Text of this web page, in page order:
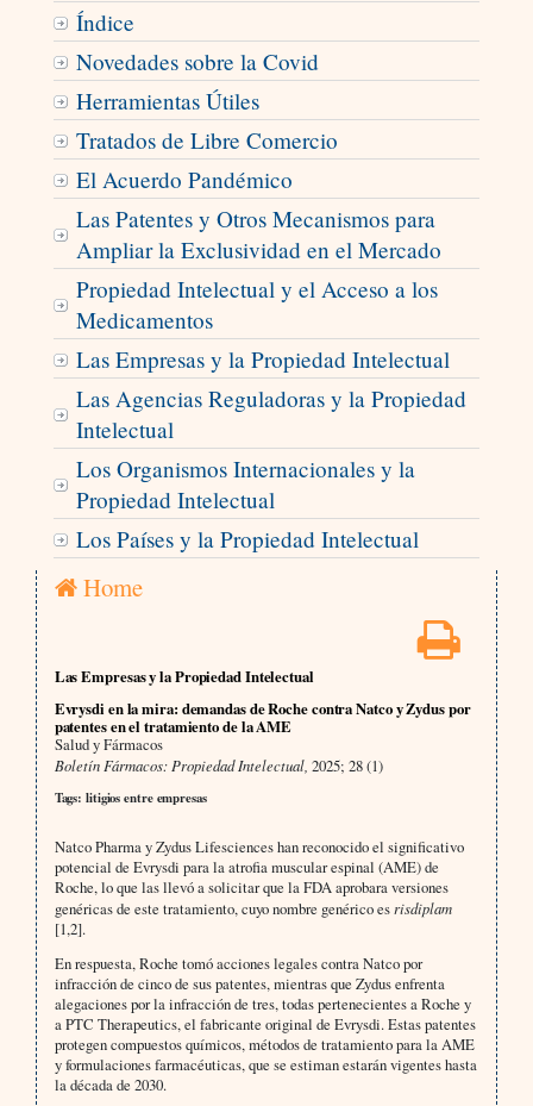
Índice
Novedades sobre la Covid
Herramientas Útiles
Tratados de Libre Comercio
El Acuerdo Pandémico
Las Patentes y Otros Mecanismos para
Ampliar la Exclusividad en el Mercado
Propiedad Intelectual y el Acceso a los
Medicamentos
Las Empresas y la Propiedad Intelectual
Las Agencias Reguladoras y la Propiedad
Intelectual
Los Organismos Internacionales y la
Propiedad Intelectual
Los Países y la Propiedad Intelectual
Home
Las Empresas y la Propiedad Intelectual
Evrysdi en la mira: demandas de Roche contra Natco y Zydus por
patentes en el tratamiento de la AME
Salud y Fármacos
Boletín Fármacos: Propiedad Intelectual, 2025; 28 (1)
Tags: litigios entre empresas
Natco Pharma y Zydus Lifesciences han reconocido el significativo
potencial de Evrysdi para la atrofia muscular espinal (AME) de
Roche, lo que las llevó a solicitar que la FDA aprobara versiones
genéricas de este tratamiento, cuyo nombre genérico es risdiplam
[1,2].
En respuesta, Roche tomó acciones legales contra Natco por
infracción de cinco de sus patentes, mientras que Zydus enfrenta
alegaciones por la infracción de tres, todas pertenecientes a Roche y
a PTC Therapeutics, el fabricante original de Evrysdi. Estas patentes
protegen compuestos químicos, métodos de tratamiento para la AME
y formulaciones farmacéuticas, que se estiman estarán vigentes hasta
la década de 2030.